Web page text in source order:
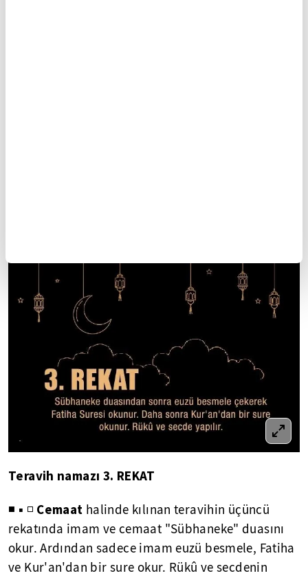
Teravih namazı 3. REKAT
◾ ▪ ◽ Cemaat halinde kılınan teravihin üçüncü
rekatında imam ve cemaat "Sübhaneke" duasını
okur. Ardından sadece imam euzü besmele, Fatiha
ve Kur'an'dan bir sure okur. Rükû ve secdenin